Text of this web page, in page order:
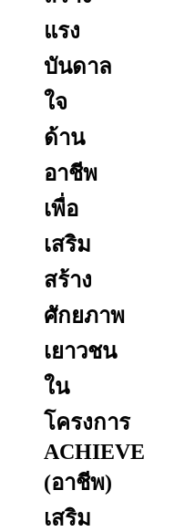
แรง
บันดาล
ใจ
ด้าน
อาชีพ
เพื่อ
เสริม
สร้าง
ศักยภาพ
เยาวชน
ใน
โครงการ
ACHIEVE
(อาชีพ)
เสริม